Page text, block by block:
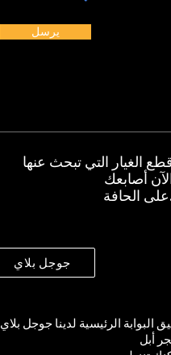
يرسل
الغيار التي تبحث عنها
أصابعك
جوجل بلاي
البوابة الرئيسية لدينا جوجل بلاي
أبل